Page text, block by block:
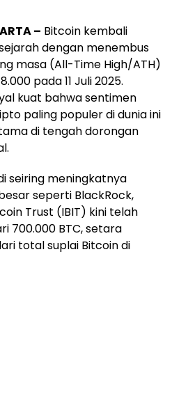
– Bitcoin kembali
dengan menembus
masa (All-Time High/ATH)
pada 11 Juli 2025.
kuat bahwa sentimen
paling populer di dunia ini
di tengah dorongan
seiring meningkatnya
seperti BlackRock,
Trust (IBIT) kini telah
700.000 BTC, setara
total suplai Bitcoin di